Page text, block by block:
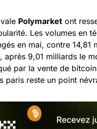
Polymarket ont
Les volumes en
en mai, contre
après 9,01 milliards le
par la vente de
paris reste un point